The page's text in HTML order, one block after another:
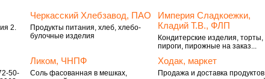
2.
Черкасский Хлебзавод, ПАО
Продукты питания, хлеб, хлебо-
булочные изделия
Империя Сладкоежки,
Кладий Т.В., ФЛП
Кондитерские изделия, торты,
пироги, пирожные на заказ...
50-
Ликом, ЧНПФ
Соль фасованная в мешках,
Ходак, маркет
Продажа и доставка продуктов